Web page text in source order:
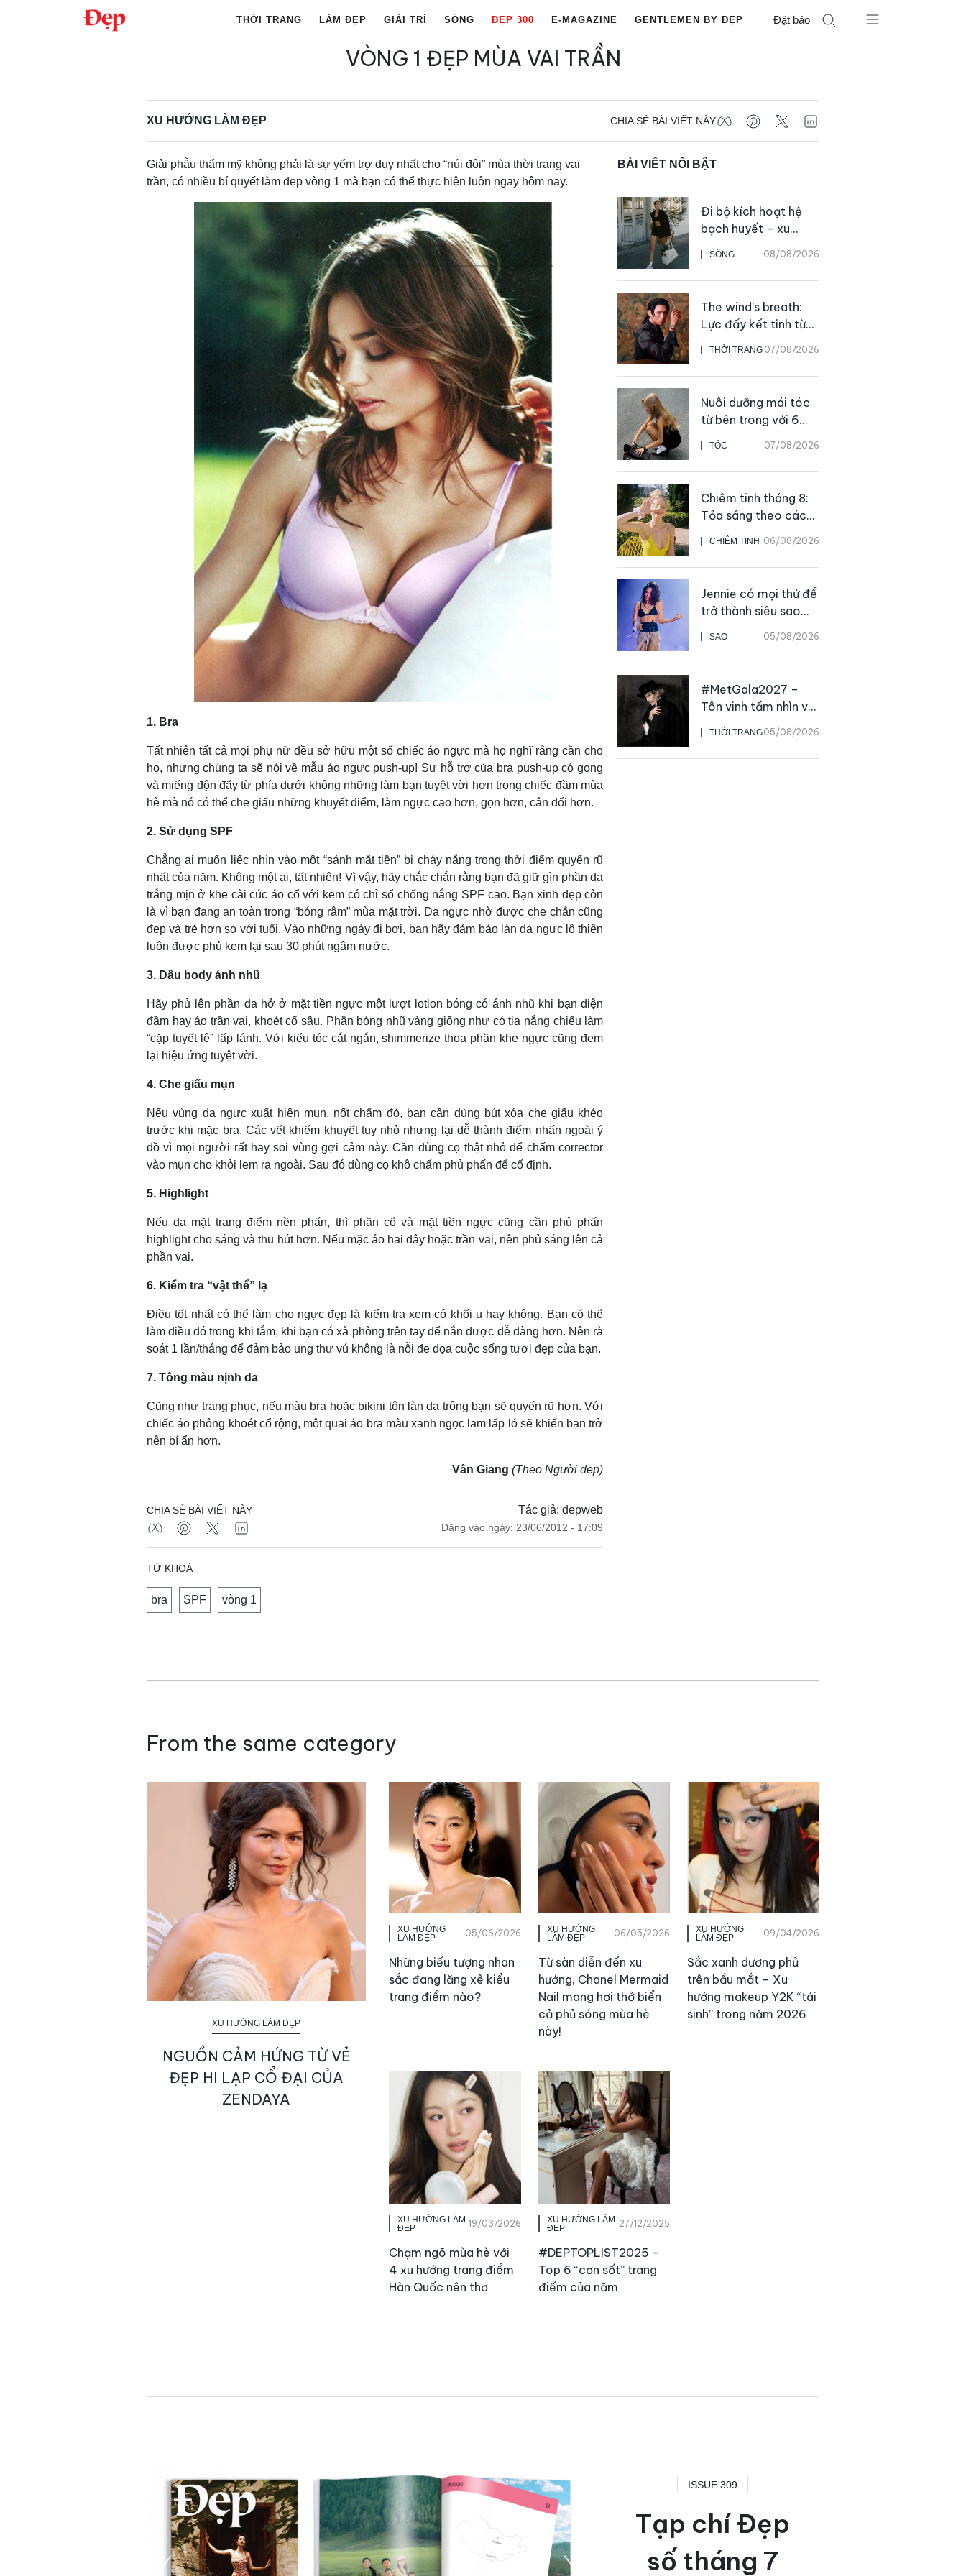
THỜI TRANG LÀM ĐẸP GIẢI TRÍ SỐNG ĐẸP 300 E-MAGAZINE GENTLEMEN BY ĐẸP Đặt báo
VÒNG 1 ĐẸP MÙA VAI TRẦN
XU HƯỚNG LÀM ĐẸP CHIA SẺ BÀI VIẾT NÀY
Giải phẫu thẩm mỹ không phải là sự yểm trợ duy nhất cho “núi đôi” mùa thời trang vai
trần, có nhiều bí quyết làm đẹp vòng 1 mà bạn có thể thực hiện luôn ngay hôm nay.
1. Bra
Tất nhiên tất cả mọi phụ nữ đều sở hữu một số chiếc áo ngực mà họ nghĩ rằng cần cho
họ, nhưng chúng ta sẽ nói về mẫu áo ngực push-up! Sự hỗ trợ của bra push-up có gọng
và miếng độn đẩy từ phía dưới không những làm bạn tuyệt vời hơn trong chiếc đầm mùa
hè mà nó có thể che giấu những khuyết điểm, làm ngực cao hơn, gọn hơn, cân đối hơn.
2. Sử dụng SPF
Chẳng ai muốn liếc nhìn vào một “sảnh mặt tiền” bị cháy nắng trong thời điểm quyến rũ
nhất của năm. Không một ai, tất nhiên! Vì vậy, hãy chắc chắn rằng bạn đã giữ gìn phần da
trắng mịn ở khe cài cúc áo cổ với kem có chỉ số chống nắng SPF cao. Bạn xinh đẹp còn
là vì bạn đang an toàn trong “bóng râm” mùa mặt trời. Da ngực nhờ được che chắn cũng
đẹp và trẻ hơn so với tuổi. Vào những ngày đi bơi, bạn hãy đảm bảo làn da ngực lộ thiên
luôn được phủ kem lại sau 30 phút ngâm nước.
3. Dầu body ánh nhũ
Hãy phủ lên phần da hở ở mặt tiền ngực một lượt lotion bóng có ánh nhũ khi bạn diện
đầm hay áo trần vai, khoét cổ sâu. Phần bóng nhũ vàng giống như có tia nắng chiếu làm
“cặp tuyết lê” lấp lánh. Với kiểu tóc cắt ngắn, shimmerize thoa phần khe ngực cũng đem
lại hiệu ứng tuyệt vời.
4. Che giấu mụn
Nếu vùng da ngực xuất hiện mụn, nốt chấm đỏ, bạn cần dùng bút xóa che giấu khéo
trước khi mặc bra. Các vết khiếm khuyết tuy nhỏ nhưng lại dễ thành điểm nhấn ngoài ý
đồ vì mọi người rất hay soi vùng gợi cảm này. Cần dùng cọ thật nhỏ để chấm corrector
vào mụn cho khỏi lem ra ngoài. Sau đó dùng cọ khô chấm phủ phấn để cố định.
5. Highlight
Nếu da mặt trang điểm nền phấn, thì phần cổ và mặt tiền ngực cũng cần phủ phấn
highlight cho sáng và thu hút hơn. Nếu mặc áo hai dây hoặc trần vai, nên phủ sáng lên cả
phần vai.
6. Kiểm tra “vật thể” lạ
Điều tốt nhất có thể làm cho ngực đẹp là kiểm tra xem có khối u hay không. Bạn có thể
làm điều đó trong khi tắm, khi bạn có xà phòng trên tay để nắn được dễ dàng hơn. Nên rà
soát 1 lần/tháng để đảm bảo ung thư vú không là nỗi đe dọa cuộc sống tươi đẹp của bạn.
7. Tông màu nịnh da
Cũng như trang phục, nếu màu bra hoặc bikini tôn làn da trông bạn sẽ quyến rũ hơn. Với
chiếc áo phông khoét cổ rộng, một quai áo bra màu xanh ngọc lam lấp ló sẽ khiến bạn trở
nên bí ẩn hơn.
Vân Giang (Theo Người đẹp)
Tác giả: depweb
Đăng vào ngày: 23/06/2012 - 17:09
CHIA SẺ BÀI VIẾT NÀY
TỪ KHOÁ
bra SPF vòng 1
BÀI VIẾT NỔI BẬT
SỐNG 08/08/2026
Đi bộ kích hoạt hệ
bạch huyết – xu
hướng tập luyện đơn
giản ai cũng có thể
bắt đầu
THỜI TRANG 07/08/2026
The wind’s breath:
Lực đẩy kết tinh từ
sự kiên định
TÓC 07/08/2026
Nuôi dưỡng mái tóc
từ bên trong với 6
thực phẩm giàu
dưỡng chất
CHIÊM TINH 06/08/2026
Chiêm tinh tháng 8:
Tỏa sáng theo cách
của chính mình
SAO 05/08/2026
Jennie có mọi thứ để
trở thành siêu sao
live
THỜI TRANG05/08/2026
#MetGala2027 –
Tôn vinh tầm nhìn và
sức ảnh hưởng sâu
rộng của NTK John
Galliano
From the same category
XU HƯỚNG LÀM ĐẸP
NGUỒN CẢM HỨNG TỪ VẺ
ĐẸP HI LẠP CỔ ĐẠI CỦA
ZENDAYA
XU HƯỚNG
LÀM ĐẸP
05/06/2026
Những biểu tượng nhan
sắc đang lăng xê kiểu
trang điểm nào?
XU HƯỚNG
LÀM ĐẸP
06/05/2026
Từ sàn diễn đến xu
hướng, Chanel Mermaid
Nail mang hơi thở biển
cả phủ sóng mùa hè
này!
XU HƯỚNG
LÀM ĐẸP
09/04/2026
Sắc xanh dương phủ
trên bầu mắt – Xu
hướng makeup Y2K “tái
sinh” trong năm 2026
XU HƯỚNG LÀM
ĐẸP
19/03/2026
Chạm ngõ mùa hè với
4 xu hướng trang điểm
Hàn Quốc nên thơ
XU HƯỚNG LÀM
ĐẸP
27/12/2025
#DEPTOPLIST2025 –
Top 6 “cơn sốt” trang
điểm của năm
ISSUE 309
Tạp chí Đẹp
số tháng 7